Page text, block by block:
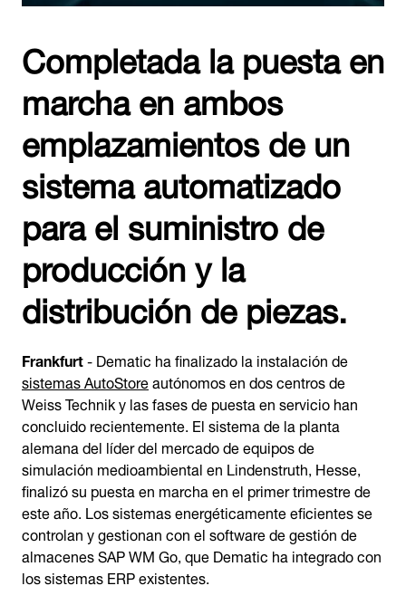
Completada la puesta en
marcha en ambos
emplazamientos de un
sistema automatizado
para el suministro de
producción y la
distribución de piezas.
Frankfurt- Dematic ha finalizado la instalación de
sistemas AutoStoreautónomos en dos centros de
Weiss Technik y las fases de puesta en servicio han
concluido recientemente. El sistema de la planta
alemana del líder del mercado de equipos de
simulación medioambiental en Lindenstruth, Hesse,
finalizó su puesta en marcha en el primer trimestre de
este año. Los sistemas energéticamente eficientes se
controlan y gestionan con el software de gestión de
almacenes SAP WM Go, que Dematic ha integrado con
los sistemas ERP existentes.